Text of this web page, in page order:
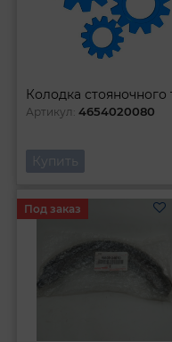
Артикул:4654020080
Купить
Под заказ